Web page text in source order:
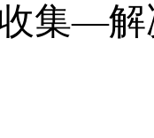
集—